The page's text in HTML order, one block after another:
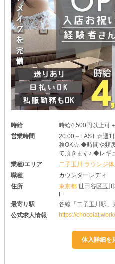
時給
時給4,500円以上可
営業時間
20:00～LAST ☆週1
務OK☆ ◆時間や頻
て頂きます♪ ◆レギ
業種/エリア
二子玉川 ラウンジ体
職種
カウンターレディ
住所
東京都世田谷区玉
F
最寄り駅
各線「二子玉川駅」
公式求人情報
https://